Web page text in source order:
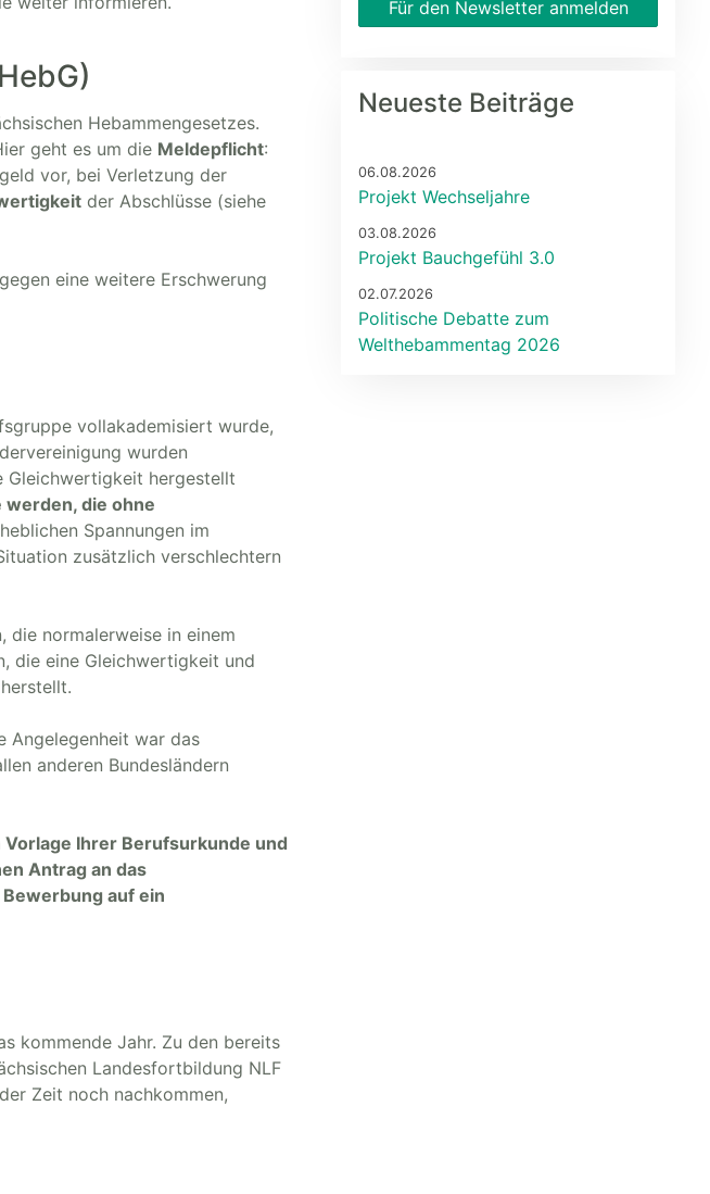
Hebammengesetzes.
geht es um die Meldepflicht:
vor, bei Verletzung der
der Abschlüsse (siehe
eine weitere Erschwerung
vollakademisiert wurde,
wurden
Gleichwertigkeit hergestellt
die ohne
Spannungen im
zusätzlich verschlechtern
die normalerweise in einem
die eine Gleichwertigkeit und
Angelegenheit war das
anderen Bundesländern
Ihrer Berufsurkunde und
Antrag an das
auf ein
kommende Jahr. Zu den bereits
Landesfortbildung NLF
Zeit noch nachkommen,
Für den Newsletter anmelden
Neueste Beiträge
06.08.2026
Projekt Wechseljahre
03.08.2026
Projekt Bauchgefühl 3.0
02.07.2026
Politische Debatte zum
Welthebammentag 2026